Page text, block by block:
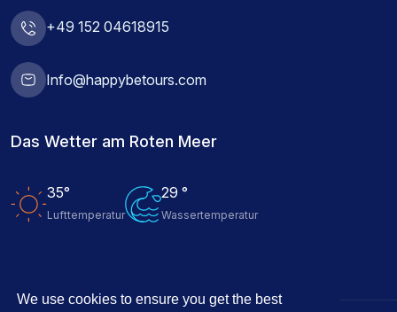
We use cookies to ensure you get the best
+49 152 04618915
Info@happybetours.com
Das Wetter am Roten Meer
35°
Lufttemperatur
29 °
Wassertemperatur